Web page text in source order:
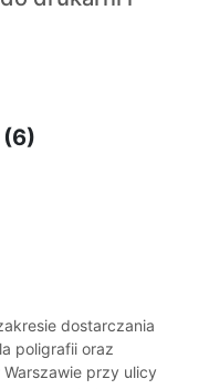
(6)
dostarczania
poligrafii oraz
przy ulicy